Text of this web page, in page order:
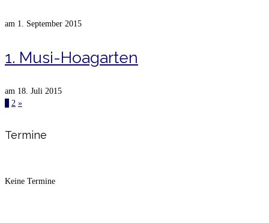
am 1. September 2015
1. Musi-Hoagarten
am 18. Juli 2015
1 2 »
Termine
Keine Termine